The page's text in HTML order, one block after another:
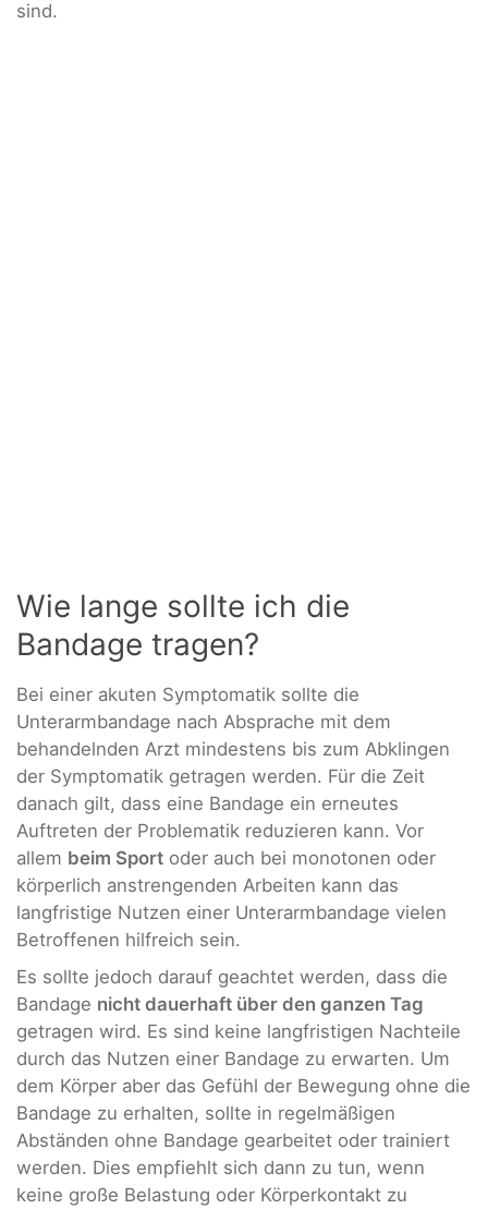
sind.
Wie lange sollte ich die
Bandage tragen?
Bei einer akuten Symptomatik sollte die
Unterarmbandage nach Absprache mit dem
behandelnden Arzt mindestens bis zum Abklingen
der Symptomatik getragen werden. Für die Zeit
danach gilt, dass eine Bandage ein erneutes
Auftreten der Problematik reduzieren kann. Vor
allem beim Sport oder auch bei monotonen oder
körperlich anstrengenden Arbeiten kann das
langfristige Nutzen einer Unterarmbandage vielen
Betroffenen hilfreich sein.
Es sollte jedoch darauf geachtet werden, dass die
Bandage nicht dauerhaft über den ganzen Tag
getragen wird. Es sind keine langfristigen Nachteile
durch das Nutzen einer Bandage zu erwarten. Um
dem Körper aber das Gefühl der Bewegung ohne die
Bandage zu erhalten, sollte in regelmäßigen
Abständen ohne Bandage gearbeitet oder trainiert
werden. Dies empfiehlt sich dann zu tun, wenn
keine große Belastung oder Körperkontakt zu